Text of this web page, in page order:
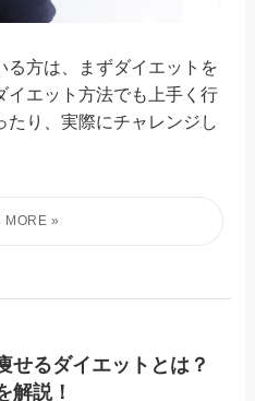
る方は、まずダイエットを
イエット方法でも上手く行
り、実際にチャレンジし
せるダイエットとは？
解説！